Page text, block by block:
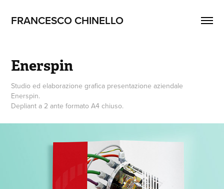
FRANCESCO CHINELLO
Enerspin
Studio ed elaborazione grafica presentazione aziendale
Enerspin.
Depliant a 2 ante formato A4 chiuso.